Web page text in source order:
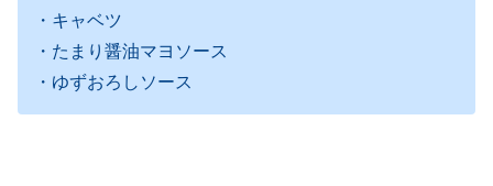
・キャベツ
・たまり醤油マヨソース
・ゆずおろしソース